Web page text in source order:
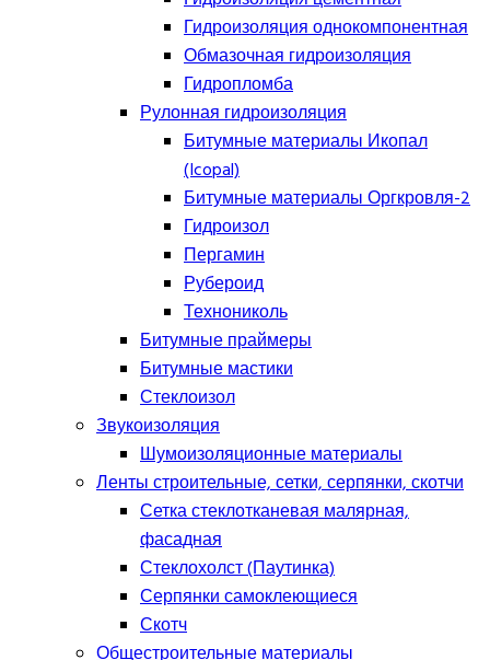
Гидроизоляция однокомпонентная
Обмазочная гидроизоляция
Гидропломба
Рулонная гидроизоляция
Битумные материалы Икопал
(Icopal)
Битумные материалы Оргкровля-2
Гидроизол
Пергамин
Рубероид
Технониколь
Битумные праймеры
Битумные мастики
Стеклоизол
Звукоизоляция
Шумоизоляционные материалы
Ленты строительные, сетки, серпянки, скотчи
Сетка стеклотканевая малярная,
фасадная
Стеклохолст (Паутинка)
Серпянки самоклеющиеся
Скотч